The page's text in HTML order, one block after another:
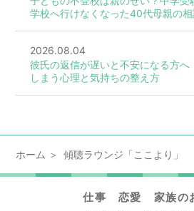
学校へ行けなくなった40代母親の
2026.08.04
彼氏の返信が遅いと不安になる方へ
しまう心理と気持ちの整え方
ホーム 傾聴ラウンジ「ここより」
仕事 恋愛 家族の